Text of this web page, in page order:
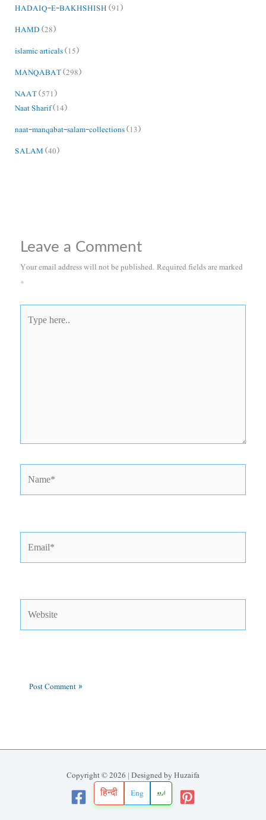
हिन्दी Eng اردو
HADAIQ-E-BAKHSHISH(91)
HAMD(28)
islamic articals(15)
MANQABAT(298)
NAAT(571)
Naat Sharif(14)
naat-manqabat-salam-collections(13)
SALAM(40)
Leave a Comment
Your email address will not be published.Required fields are marked
*
here..
Copyright © 2026 | Designed by Huzaifa